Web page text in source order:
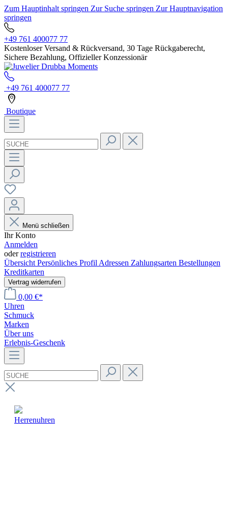
Zum Hauptinhalt springen Zur Suche springen Zur Hauptnavigation
springen
+49 761 400077 77
Kostenloser Versand & Rückversand, 30 Tage Rückgaberecht,
Sichere Bezahlung, Offizieller Konzessionär
+49 761 400077 77
Boutique
Menü schließen
Ihr Konto
Anmelden
oderregistrieren
Übersicht Persönliches Profil Adressen Zahlungsarten Bestellungen
Kreditkarten
Vertrag widerrufen
0,00 €*
Uhren
Schmuck
Marken
Über uns
Erlebnis-Geschenk
Herrenuhren